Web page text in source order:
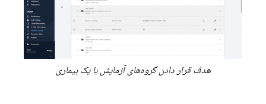
هدف قرار دادن گروه‌های آزمایش با یک بیماری